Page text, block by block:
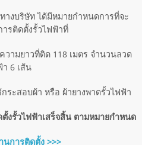
างบริษัท ได้มีหมายกำหนดการที่จะ
ารติดตั้งรั้วไฟฟ้าที่
ามยาวที่ติด 118 เมตร จำนวนลวด
6 เส้น
ะสอบผ้า หรือ ผ้ายางพาดรั้วไฟฟ้า
งรั้วไฟฟ้าเสร็จสิ้น ตามหมายกำหนด
นการติดตั้ง >>>